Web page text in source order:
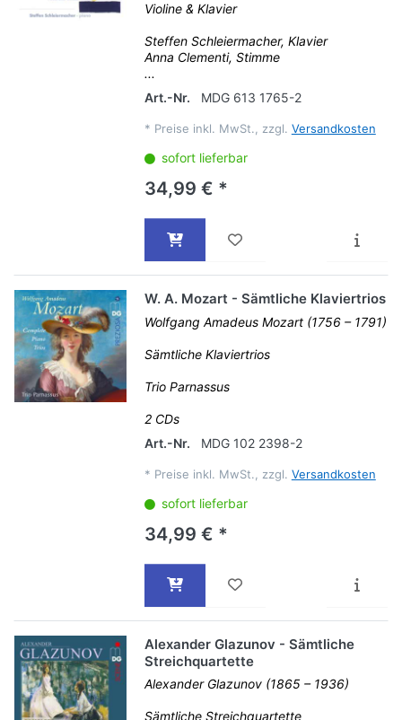
Violine & Klavier
Steffen Schleiermacher, Klavier
Anna Clementi, Stimme
...
Art.-Nr.
MDG 613 1765-2
* Preise inkl. MwSt., zzgl. Versandkosten
sofort lieferbar
34,99 € *
W. A. Mozart - Sämtliche Klaviertrios
Wolfgang Amadeus Mozart (1756 – 1791)
Sämtliche Klaviertrios
Trio Parnassus
2 CDs
Art.-Nr.
MDG 102 2398-2
* Preise inkl. MwSt., zzgl. Versandkosten
sofort lieferbar
34,99 € *
Alexander Glazunov - Sämtliche
Streichquartette
Alexander Glazunov (1865 – 1936)
Sämtliche Streichquartette